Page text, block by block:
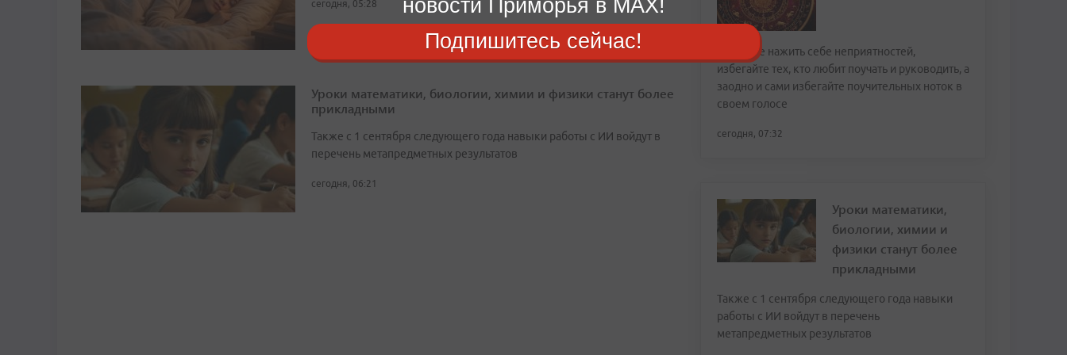
сегодня, 05:28
Уроки математики, биологии, химии и физики станут более
прикладными
Также с 1 сентября следующего года навыки работы с ИИ войдут в
перечень метапредметных результатов
сегодня, 06:21
Чтобы не нажить себе неприятностей,
избегайте тех, кто любит поучать и руководить, а
заодно и сами избегайте поучительных ноток в
своем голосе
сегодня, 07:32
Уроки математики,
биологии, химии и
физики станут более
прикладными
Также с 1 сентября следующего года навыки
работы с ИИ войдут в перечень
метапредметных результатов
новости Приморья в MAX!
Подпишитесь сейчас!